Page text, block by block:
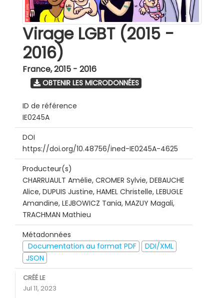
Virage LGBT (2015 -
2016)
France,2015 - 2016
OBTENIR LES MICRODONNÉES
ID de référence
IE0245A
DOI
https://doi.org/10.48756/ined-IE0245A-4625
Producteur(s)
CHARRUAULT Amélie, CROMER Sylvie, DEBAUCHE
Alice, DUPUIS Justine, HAMEL Christelle, LEBUGLE
Amandine, LEJBOWICZ Tania, MAZUY Magali,
TRACHMAN Mathieu
Métadonnées
Documentation au format PDF
DDI/XML
JSON
CRÉÉ LE
Jul 11, 2023